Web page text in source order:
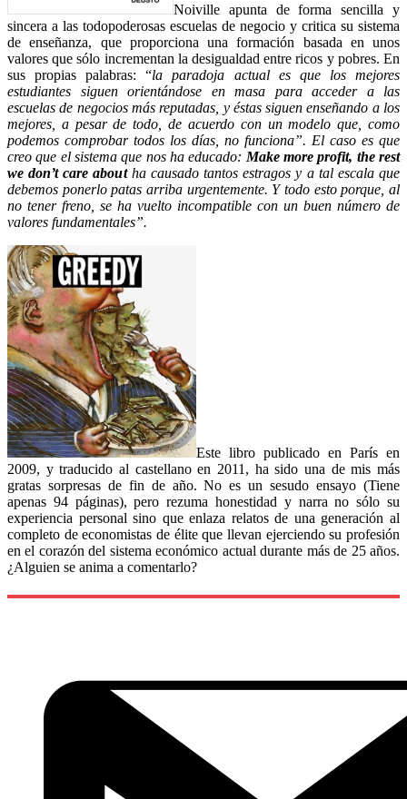
Noiville apunta de forma sencilla y
sincera a las todopoderosas escuelas de negocio y critica su sistema
de enseñanza, que proporciona una formación basada en unos
valores que sólo incrementan la desigualdad entre ricos y pobres. En
sus propias palabras: “la paradoja actual es que los mejores
estudiantes siguen orientándose en masa para acceder a las
escuelas de negocios más reputadas, y éstas siguen enseñando a los
mejores, a pesar de todo, de acuerdo con un modelo que, como
podemos comprobar todos los días, no funciona”. El caso es que
creo que el sistema que nos ha educado: Make more profit, the rest
we don’t care aboutha causado tantos estragos y a tal escala que
debemos ponerlo patas arriba urgentemente. Y todo esto porque, al
no tener freno, se ha vuelto incompatible con un buen número de
valores fundamentales”.
Este libro publicado en París en
2009, y traducido al castellano en 2011, ha sido una de mis más
gratas sorpresas de fin de año. No es un sesudo ensayo (Tiene
apenas 94 páginas), pero rezuma honestidad y narra no sólo su
experiencia personal sino que enlaza relatos de una generación al
completo de economistas de élite que llevan ejerciendo su profesión
en el corazón del sistema económico actual durante más de 25 años.
¿Alguien se anima a comentarlo?